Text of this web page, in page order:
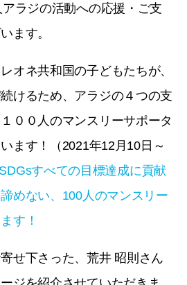
ラジの活動への応援・ご支
ます。
オネ共和国の子どもたちが、
けるため、アラジの４つの支
００人のマンスリーサポータ
ます！（2021年12月10日～
SDGsすべての目標達成に貢献
めない、100人のマンスリー
す！
せ下さった、荒井 昭則 さん